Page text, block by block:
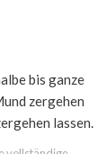
bis ganze
zergehen
lassen.